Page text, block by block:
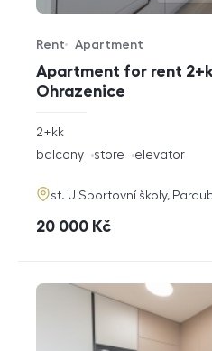
Apartment for rent
Ohrazenice
Offer type
Rent
Property type
Apartment
rozměry
disposition
2+kk
funkce
balcony store elevator
adresa
st. U Sportovní školy,
cena
20 000 Kč